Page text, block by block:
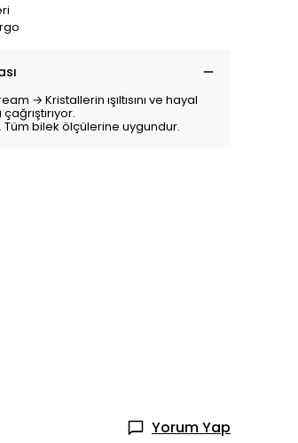
→ Kristallerin ışıltısını ve hayal
bilek ölçülerine uygundur.
Yorum Yap